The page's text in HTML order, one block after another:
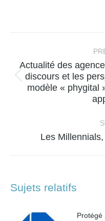
Actualité des
discours et les
modèle « phygital
Les
Sujets relatifs
Protégé